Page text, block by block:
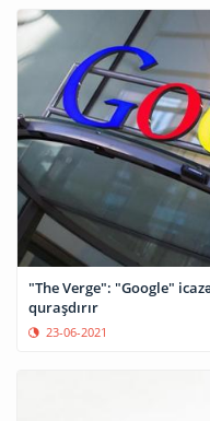
"The Verge": "Google"
quraşdırır
23-06-2021